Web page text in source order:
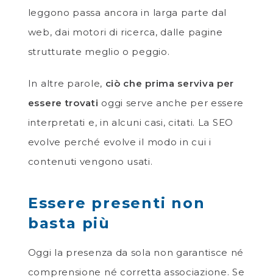
leggono passa ancora in larga parte dal
web, dai motori di ricerca, dalle pagine
strutturate meglio o peggio.
In altre parole, ciò che prima serviva per
essere trovati oggi serve anche per essere
interpretati e, in alcuni casi, citati. La SEO
evolve perché evolve il modo in cui i
contenuti vengono usati.
Essere presenti non
basta più
Oggi la presenza da sola non garantisce né
comprensione né corretta associazione. Se